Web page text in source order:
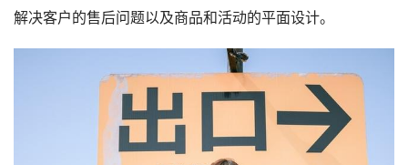
解决客户的售后问题以及商品和活动的平面设计。